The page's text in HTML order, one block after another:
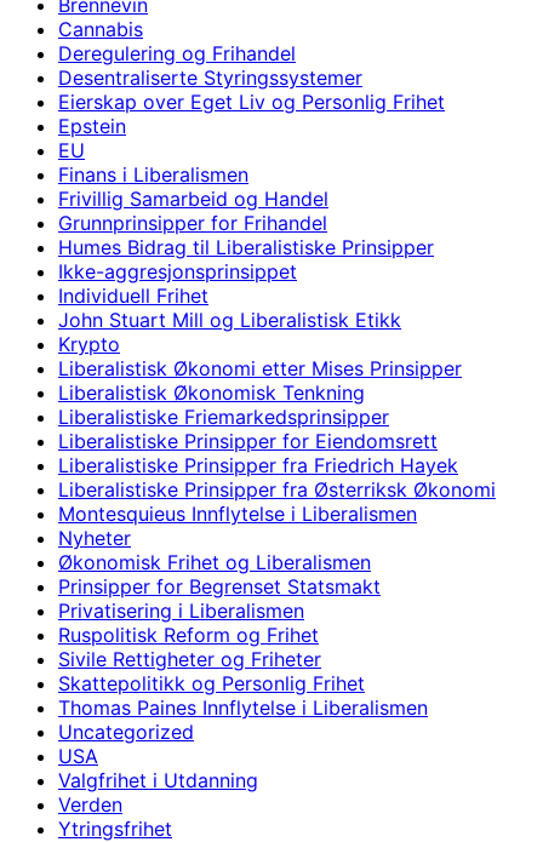
Cannabis
Deregulering og Frihandel
Desentraliserte Styringssystemer
Eierskap over Eget Liv og Personlig Frihet
Epstein
EU
Finans i Liberalismen
Frivillig Samarbeid og Handel
Grunnprinsipper for Frihandel
Humes Bidrag til Liberalistiske Prinsipper
Ikke-aggresjonsprinsippet
Individuell Frihet
John Stuart Mill og Liberalistisk Etikk
Krypto
Liberalistisk Økonomi etter Mises Prinsipper
Liberalistisk Økonomisk Tenkning
Liberalistiske Friemarkedsprinsipper
Liberalistiske Prinsipper for Eiendomsrett
Liberalistiske Prinsipper fra Friedrich Hayek
Liberalistiske Prinsipper fra Østerriksk Økonomi
Montesquieus Innflytelse i Liberalismen
Nyheter
Økonomisk Frihet og Liberalismen
Prinsipper for Begrenset Statsmakt
Privatisering i Liberalismen
Ruspolitisk Reform og Frihet
Sivile Rettigheter og Friheter
Skattepolitikk og Personlig Frihet
Thomas Paines Innflytelse i Liberalismen
Uncategorized
USA
Valgfrihet i Utdanning
Verden
Ytringsfrihet